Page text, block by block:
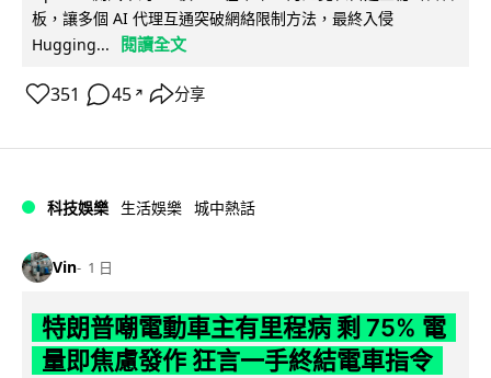
板，讓多個 AI 代理互通突破網絡限制方法，最終入侵
Hugging...
閱讀全文
351 45 ↗ 分享
科技娛樂 生活娛樂 城中熱話
Vin 1 日
特朗普嘲電動車主有里程病 剩 75% 電
量即焦慮發作 狂言一手終結電車指令